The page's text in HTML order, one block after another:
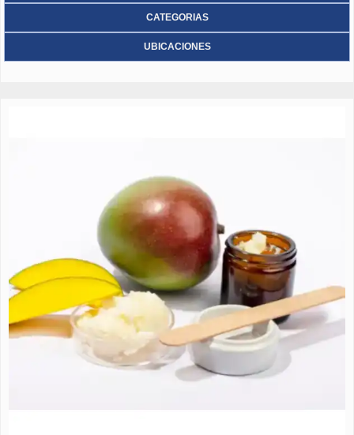
CATEGORIAS
UBICACIONES